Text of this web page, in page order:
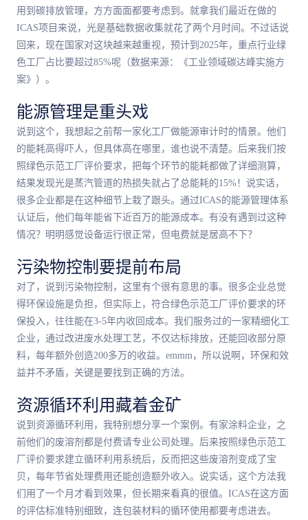
用到碳排放管理，方方面面都要考虑到。就拿我们最近在做的
ICAS项目来说，光是基础数据收集就花了两个月时间。不过话说
回来，现在国家对这块越来越重视，预计到2025年，重点行业绿
色工厂占比要超过85%呢（数据来源：《工业领域碳达峰实施方
案》）。
能源管理是重头戏
说到这个，我想起之前帮一家化工厂做能源审计时的情景。他们
的能耗高得吓人，但具体高在哪里，谁也说不清楚。后来我们按
照绿色示范工厂评价要求，把每个环节的能耗都做了详细测算，
结果发现光是蒸汽管道的热损失就占了总能耗的15%！说实话，
很多企业都是在这种细节上栽了跟头。通过ICAS的能源管理体系
认证后，他们每年能省下近百万的能源成本。有没有遇到过这种
情况？明明感觉设备运行很正常，但电费就是居高不下？
污染物控制要提前布局
对了，说到污染物控制，这里有个很有意思的事。很多企业总觉
得环保设施是负担，但实际上，符合绿色示范工厂评价要求的环
保投入，往往能在3-5年内收回成本。我们服务过的一家精细化工
企业，通过改进废水处理工艺，不仅达标排放，还能回收部分原
料，每年额外创造200多万的收益。emmm，所以说啊，环保和效
益并不矛盾，关键是要找到正确的方法。
资源循环利用藏着金矿
说到资源循环利用，我特别想分享一个案例。有家涂料企业，之
前他们的废溶剂都是付费请专业公司处理。后来按照绿色示范工
厂评价要求建立循环利用系统后，反而把这些废溶剂变成了宝
贝，每年节省处理费用还能创造额外收入。说实话，这个方法我
们用了一个月才看到效果，但长期来看真的很值。ICAS在这方面
的评估标准特别细致，连包装材料的循环使用都要考虑进去。